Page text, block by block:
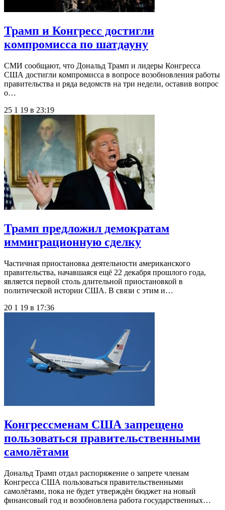
Трамп и Конгресс достигли
компромисса по шатдауну
СМИ сообщают, что Дональд Трамп и лидеры Конгресса
США достигли компромисса в вопросе возобновления работы
правительства и ряда ведомств на три недели, оставив вопрос
о…
25 1 19 в 23:19
Трамп предложил демократам
иммиграционную сделку
Частичная приостановка деятельности американского
правительства, начавшаяся ещё 22 декабря прошлого года,
является первой столь длительной приостановкой в
политической истории США. В связи с этим и…
20 1 19 в 17:36
Конгрессменам США запрещено
пользоваться правительственными
самолётами
Дональд Трамп отдал распоряжение о запрете членам
Конгресса США пользоваться правительственными
самолётами, пока не будет утверждён бюджет на новый
финансовый год и возобновлена работа государственных…